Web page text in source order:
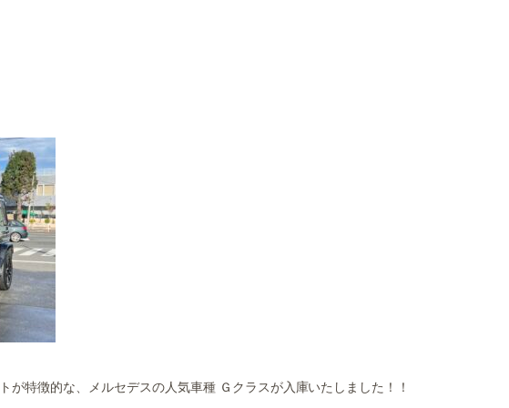
が特徴的な、メルセデスの人気車種 Ｇクラスが入庫いたしました！！